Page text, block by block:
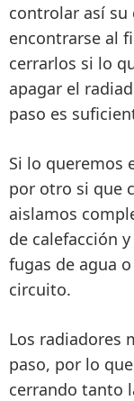
controlar así su
encontrarse al
cerrarlos si lo
apagar el
paso es
Si lo queremos
por otro si que
aislamos
de calefacción
fugas de agua
circuito.
Los radiadores
paso, por lo
cerrando tanto